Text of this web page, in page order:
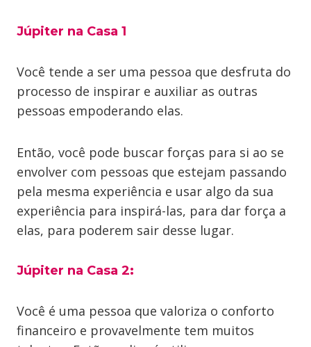
Júpiter na Casa 1
Você tende a ser uma pessoa que desfruta do
processo de inspirar e auxiliar as outras
pessoas empoderando elas.
Então, você pode buscar forças para si ao se
envolver com pessoas que estejam passando
pela mesma experiência e usar algo da sua
experiência para inspirá-las, para dar força a
elas, para poderem sair desse lugar.
Júpiter na Casa 2:
Você é uma pessoa que valoriza o conforto
financeiro e provavelmente tem muitos